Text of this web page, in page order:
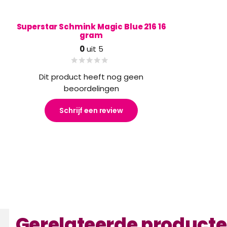
Superstar Schmink Magic Blue 216 16
gram
0uit 5
Dit product heeft nog geen
beoordelingen
Schrijf een review